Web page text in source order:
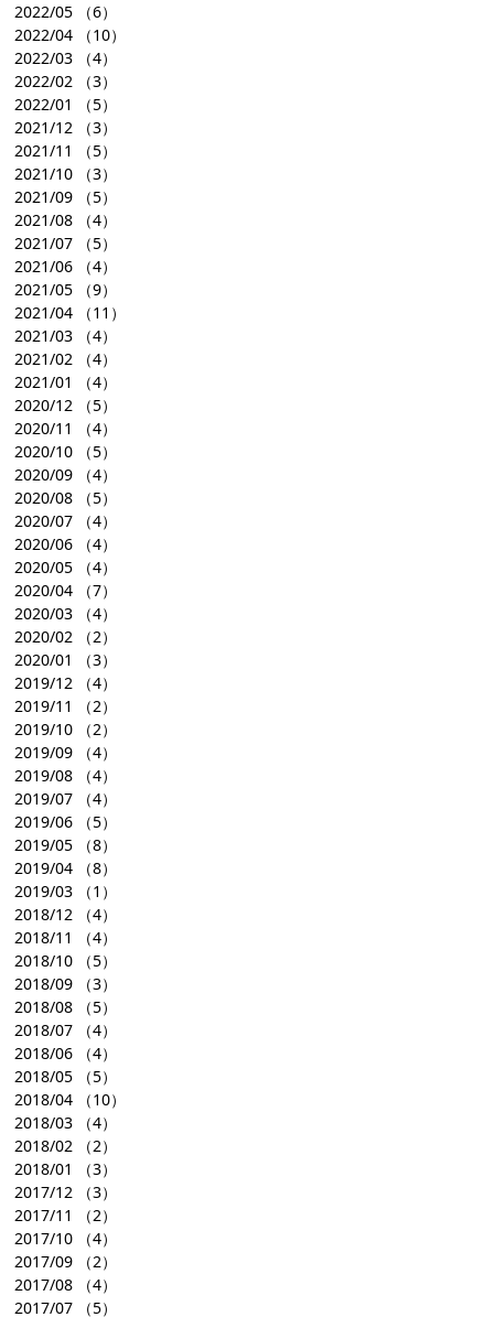
2022/05 （6）
2022/04 （10）
2022/03 （4）
2022/02 （3）
2022/01
（5）
2021/12 （3）
2021/11
（5）
2021/10 （3）
2021/09 （5）
2021/08 （4）
2021/07 （5）
2021/06 （4）
2021/05 （9）
2021/04 （11）
2021/03 （4）
2021/02 （4）
2021/01
（4）
2020/12 （5）
2020/11
（4）
2020/10 （5）
2020/09 （4）
2020/08 （5）
2020/07 （4）
2020/06 （4）
2020/05 （4）
2020/04 （7）
2020/03 （4）
2020/02 （2）
2020/01
（3）
2019/12 （4）
2019/11
（2）
2019/10 （2）
2019/09 （4）
2019/08 （4）
2019/07 （4）
2019/06 （5）
2019/05 （8）
2019/04 （8）
2019/03 （1）
2018/12 （4）
2018/11
（4）
2018/10 （5）
2018/09 （3）
2018/08 （5）
2018/07 （4）
2018/06 （4）
2018/05 （5）
2018/04 （10）
2018/03 （4）
2018/02 （2）
2018/01
（3）
2017/12 （3）
2017/11
（2）
2017/10 （4）
2017/09 （2）
2017/08 （4）
2017/07 （5）